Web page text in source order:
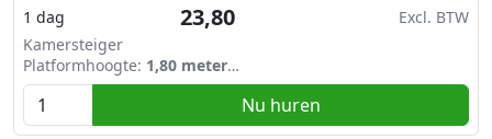
1 dag 23,80 Excl. BTW
Kamersteiger
Platformhoogte: 1,80 meter
Werkhoogte:3,80 meter
Afmetingen:
1,90 x 0,75 meter
Past achterin de auto (banken neergeklapt)
Nu huren